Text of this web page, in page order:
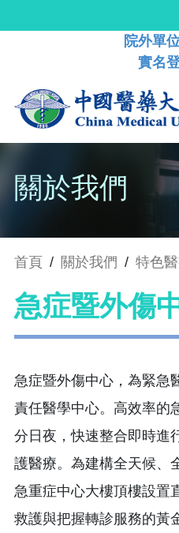
院外單
實名
關於我們
首頁 / 關於我們 / 特色
急症暨外傷
急症暨外傷中心，為緊急
責任醫學中心。高效率的
分日夜，快速整合即時進
護醫療。為建構全天候、
急重症中心大樓頂樓設置
救護與把握轉診服務的黃